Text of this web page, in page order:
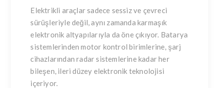
Elektrikli araçlar sadece sessiz ve çevreci
sürüşleriyle değil, aynı zamanda karmaşık
elektronik altyapılarıyla da öne çıkıyor. Batarya
sistemlerinden motor kontrol birimlerine, şarj
cihazlarından radar sistemlerine kadar her
bileşen, ileri düzey elektronik teknolojisi
içeriyor.